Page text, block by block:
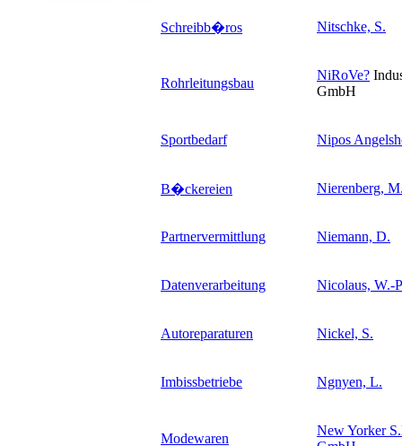
Schreibb�ros Nitschke, S.
Rohrleitungsbau
NiRoVe?
GmbH
Sportbedarf Nipos
B�ckereien Nierenberg,
Partnervermittlung Niemann, D.
Datenverarbeitung Nicolaus, W.-
Autoreparaturen Nickel, S.
Imbissbetriebe Ngnyen, L.
Modewaren
New Yorker